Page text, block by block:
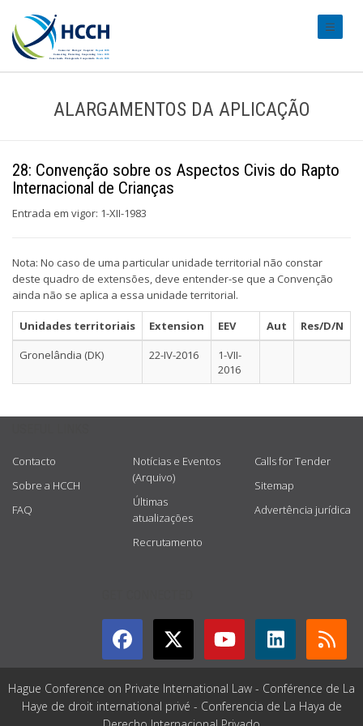
ALARGAMENTOS DA APLICAÇÃO
28: Convenção sobre os Aspectos Civis do Rapto
Internacional de Crianças
Entrada em vigor: 1-XII-1983
Nota: No caso de uma particular unidade territorial não constar
deste quadro de extensões, deve entender-se que a Convenção
ainda não se aplica a essa unidade territorial.
Unidades territoriais Extension EEV Aut
Res/D/N
Gronelândia (DK)
22-IV-2016
1-VII-
2016
Contacto
Sobre a HCCH
FAQ
Notícias e Eventos
(Arquivo)
Últimas
atualizações
Recrutamento
Calls for Tender
Sitemap
Advertência jurídica
Hague Conference on Private International Law - Conférence de La
Haye de droit international privé - Conferencia de La Haya de